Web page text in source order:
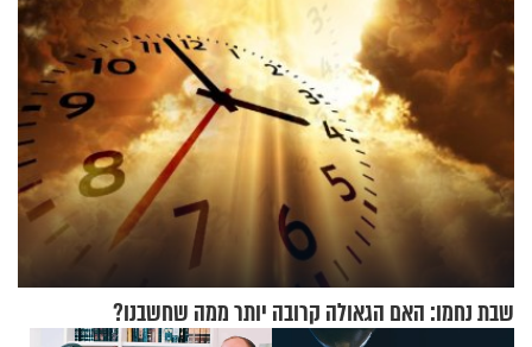
שבת נחמו: האם הגאולה קרובה יותר ממה שחשבנו?